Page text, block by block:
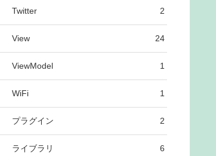
Twitter 2
View 24
ViewModel 1
WiFi 1
プラグイン 2
ライブラリ 6